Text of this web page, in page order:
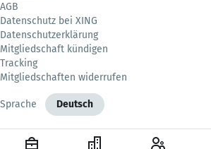
AGB
Datenschutz bei XING
Datenschutzerklärung
Mitgliedschaft kündigen
Tracking
Mitgliedschaften widerrufen
Sprache Deutsch